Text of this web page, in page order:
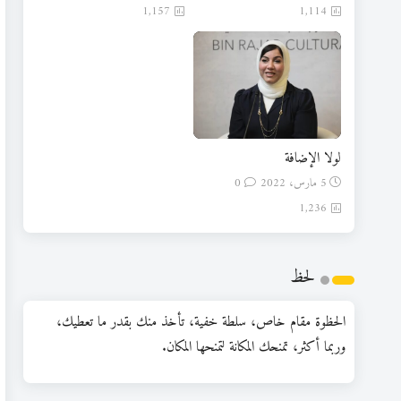
1,114
1,157
لولا الإضافة
5 مارس، 2022
1,236
لحظ
الحظوة مقام خاص، سلطة خفية، تأخذ منك بقدر ما تعطيك،
وربما أكثر، تمنحك المكانة لتمنحها المكان.